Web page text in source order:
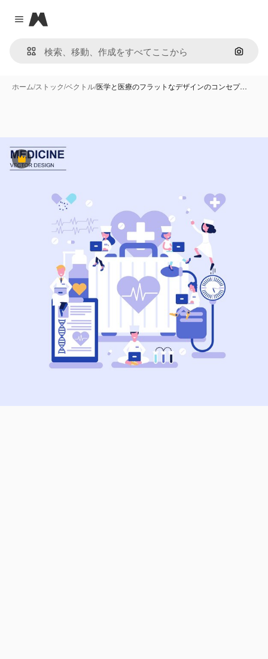
Close menu
Magnific
画像で
ホーム/ストック/ベクトル/医学と医療のフラットなデザインのコンセプ…
Premium